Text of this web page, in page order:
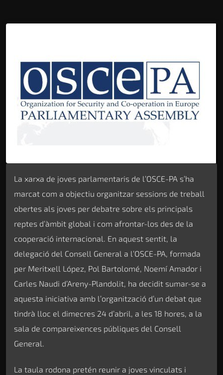
La xarxa de joves parlamentaris de l’OSCE-PA s’ha
marcat com a objectiu organitzar sessions de treball
obertes als joves per debatre sobre els principals
reptes d’àmbit global i com afrontar-los des de la
cooperació internacional. En aquest sentit, la
delegació del Consell General a l’OSCE-PA, formada
per Meritxell López, Pol Bartolomé, Noemí Amador i
Carles Naudi d’Areny-Plandolit, ha decidit sumar-se a
aquesta iniciativa amb l’organització d’un debat que
tindrà lloc el dimecres 24 d’abril, a les 18 hores, a la
sala de compareixences públiques del Consell
General.
La taula rodona pretén reunir a joves vinculats i